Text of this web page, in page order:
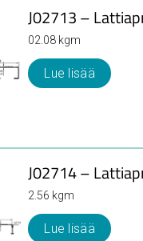
J02713 –
02.08 kgm
Lue lisää
J02714 –
2.56 kgm
Lue lisää